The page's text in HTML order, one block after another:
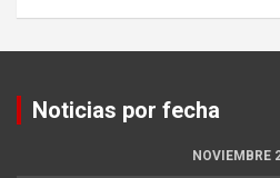
Noticias por fecha
NOVIEMBRE